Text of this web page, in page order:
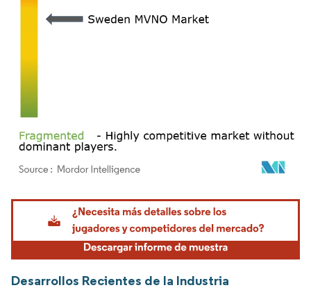
Imagen © Mordor Intelligence. El uso requiere atribución según CC BY 4.0.
Desarrollos Recientes de la Industria